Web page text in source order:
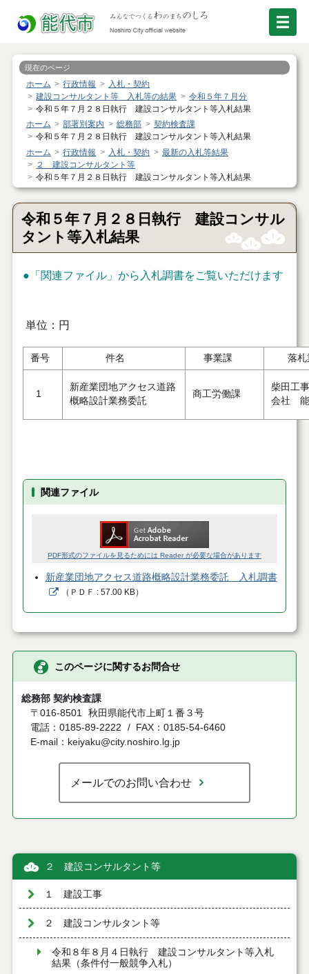
現在のページ
ホーム 行政情報
入札・契約
建設コンサルタント等 入札等の結果
令和５年７月分
令和５年７月２８日執行 建設コンサルタント等入札結果
ホーム
部署別案内 総務部
契約検査課
令和５年７月２８日執行 建設コンサルタント等入札結果
ホーム
行政情報 入札・契約
最新の入札等結果
２ 建設コンサルタント等
令和５年７月２８日執行 建設コンサルタント等入札結果
令和５年７月２８日執行 建設コンサル
タント等入札結果
● 「関連ファイル」 から入札調書をご覧いただけます
単位：円
番号 件名 事業課 落札
1
新産業団地アクセス道路
概略設計業務委託
商工労働課
柴田工
会社 能
関連ファイル
PDF形式のファイルを見るためには Reader が必要な場合があります
新産業団地アクセス道路概略設計業務委託 入札調書
（ ＰＤＦ 57.00 KB）
このページに関するお問合せ
総務部 契約検査課
〒016-8501 秋田県能代市上町１番３号
電話：0185-89-2222
FAX：0185-54-6460
E-mail：keiyaku@city.noshiro.lg.jp
メールでのお問い合わせ
２ 建設コンサルタント等
１ 建設工事
２ 建設コンサルタント等
令和８年８月４日執行 建設コンサルタント等入札
結果（条件付一般競争入札）